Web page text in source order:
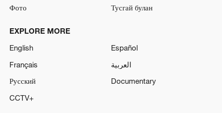
Фото
Тусгай булан
EXPLORE MORE
English
Español
Français
العربية
Русский
Documentary
CCTV+